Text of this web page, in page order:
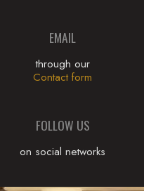
EMAIL
through our
Contact form
FOLLOW US
on social networks